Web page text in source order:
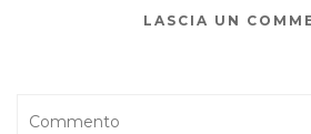
LASCIA UN